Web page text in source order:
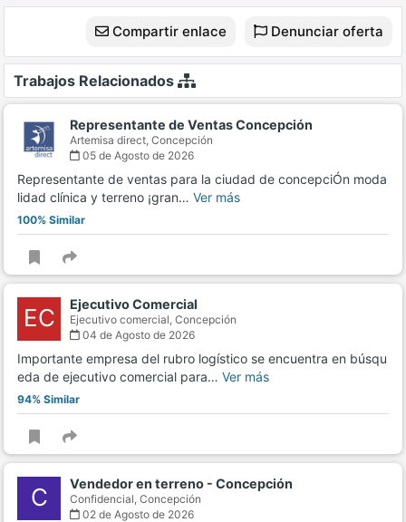
Compartir enlace Denunciar oferta
Trabajos Relacionados
Representante de Ventas Concepción
Artemisa direct, Concepción
05 de Agosto de 2026
Representante de ventas para la ciudad de concepciÓn moda
lidad clínica y terreno ¡gran… Ver más
100% Similar
EC Ejecutivo Comercial
Ejecutivo comercial, Concepción
04 de Agosto de 2026
Importante empresa del rubro logístico se encuentra en búsqu
eda de ejecutivo comercial para… Ver más
94% Similar
C Vendedor en terreno - Concepción
Confidencial, Concepción
02 de Agosto de 2026